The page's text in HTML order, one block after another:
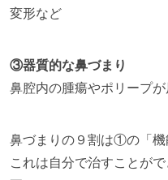
変形など
③器質的な鼻づまり
鼻腔内の腫瘍やポリープが
鼻づまりの９割は①の「機
これは自分で治すことが